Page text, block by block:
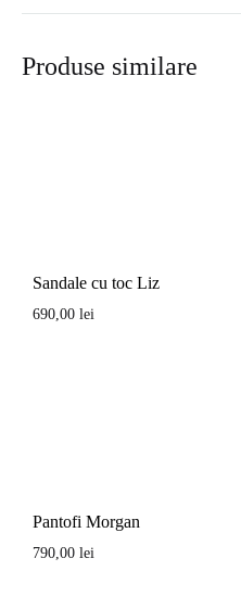
Produse similare
Sandale cu toc Liz
690,00 lei
Pantofi Morgan
790,00 lei